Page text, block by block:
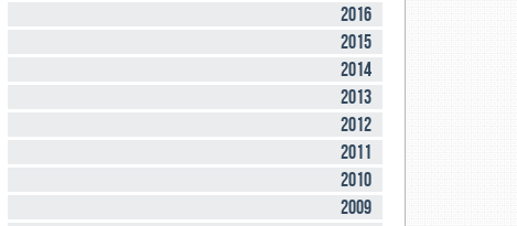
2016
2015
2014
2013
2012
2011
2010
2009